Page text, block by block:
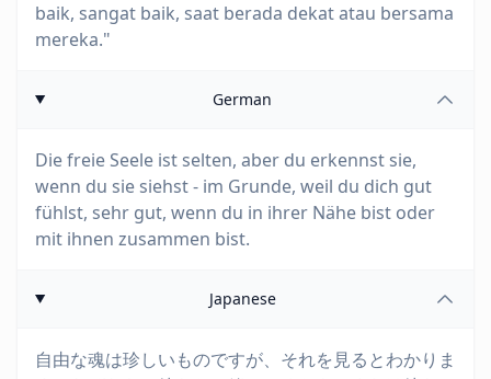
baik, sangat baik, saat berada dekat atau bersama
mereka."
German
Die freie Seele ist selten, aber du erkennst sie,
wenn du sie siehst - im Grunde, weil du dich gut
fühlst, sehr gut, wenn du in ihrer Nähe bist oder
mit ihnen zusammen bist.
Japanese
自由な魂は珍しいものですが、それを見るとわかりま